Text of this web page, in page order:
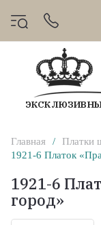
Главная / Платки
1921-6 Платок
1921-6
город»